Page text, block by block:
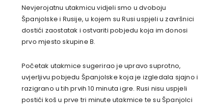
Nevjerojatnu utakmicu vidjeli smo u dvoboju
Španjolske i Rusije, u kojem su Rusi uspjeli u završnici
dostići zaostatak i ostvariti pobjedu koja im donosi
prvo mjesto skupine B.
Početak utakmice sugerirao je upravo suprotno,
uvjerljivu pobjedu Španjolske koja je izgledala sjajno i
razigrano u tih prvih 10 minuta igre. Rusi nisu uspjeli
postići koš u prve tri minute utakmice te su Španjolci